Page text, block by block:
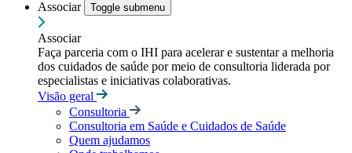
Associar
Toggle submenu
Associar
Faça parceria com o IHI para acelerar e sustentar a melhoria
dos cuidados de saúde por meio de consultoria liderada por
especialistas e iniciativas colaborativas.
Visão geral
Consultoria
Consultoria em Saúde e Cuidados de Saúde
Quem ajudamos